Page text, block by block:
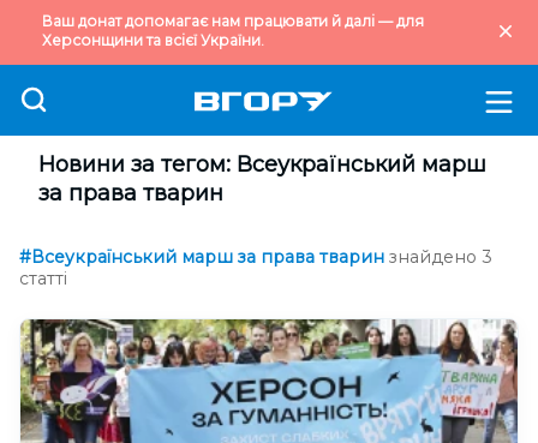
Ваш донат допомагає нам працювати й далі — для
Херсонщини та всієї України.
Новини за тегом: Всеукраїнський марш
за права тварин
#Всеукраїнський марш за права тварин знайдено 3
статті